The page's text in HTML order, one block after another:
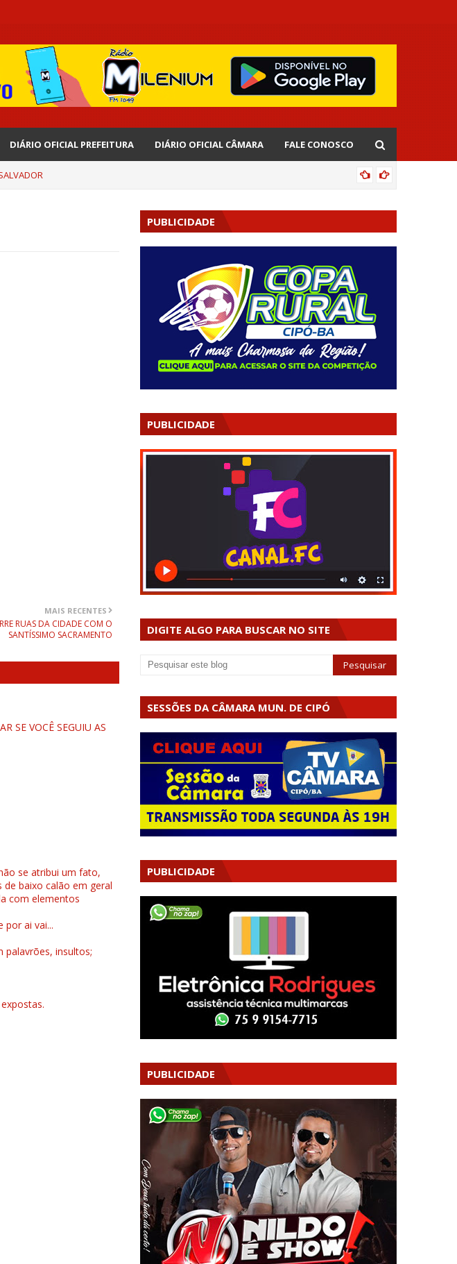
DIÁRIO OFICIAL PREFEITURA DIÁRIO OFICIAL CÂMARA FALE CONOSCO
MAIS RECENTES
RUAS DA CIDADE COM O
SANTÍSSIMO SACRAMENTO
SE VOCÊ SEGUIU AS
se atribui um fato,
baixo calão em geral
com elementos
ai vai...
palavrões, insultos;
PUBLICIDADE
PUBLICIDADE
DIGITE ALGO PARA BUSCAR NO SITE
SESSÕES DA CÂMARA MUN. DE CIPÓ
PUBLICIDADE
PUBLICIDADE